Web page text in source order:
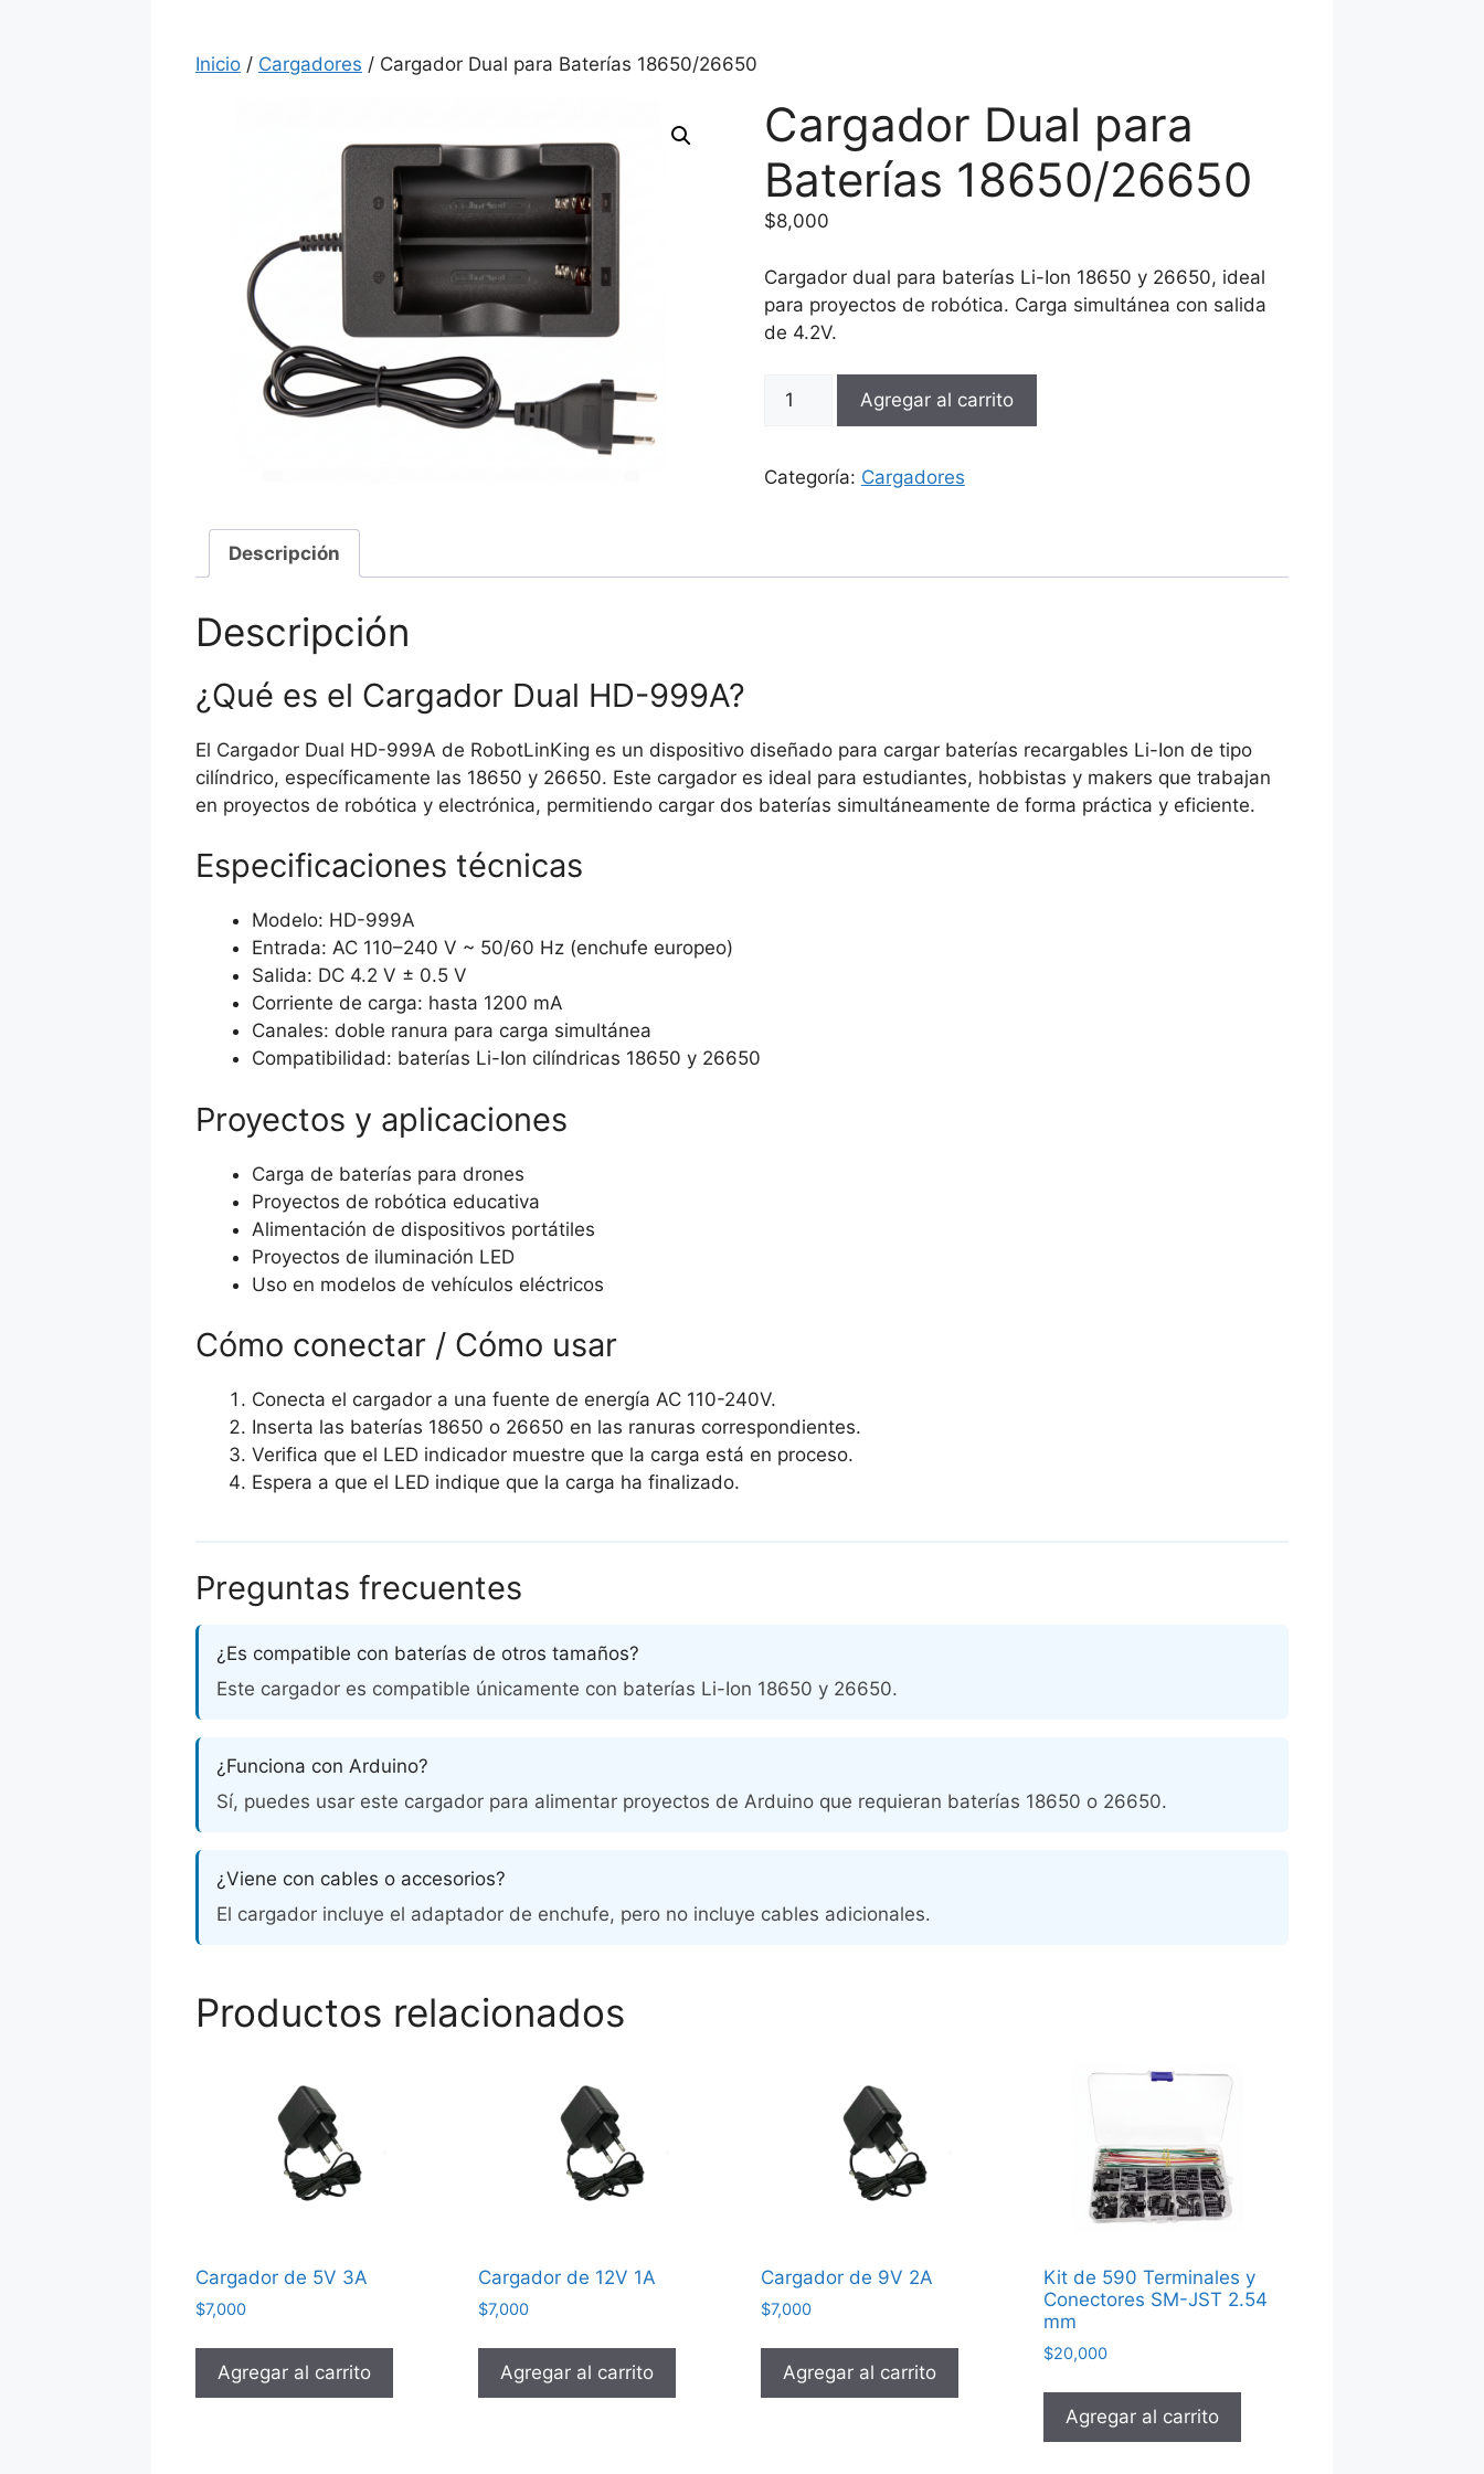
Inicio / Cargadores / Cargador Dual para Baterías 18650/26650
Cargador Dual para
Baterías 18650/26650
$8,000
Cargador dual para baterías Li-Ion 18650 y 26650, ideal
para proyectos de robótica. Carga simultánea con salida
de 4.2V.
Cargador
Baterías
Agregar al carrito
Categoría: Cargadores
Descripción
Descripción
¿Qué es el Cargador Dual HD-999A?
El Cargador Dual HD-999A de RobotLinKing es un dispositivo diseñado para cargar baterías recargables Li-Ion de tipo
cilíndrico, específicamente las 18650 y 26650. Este cargador es ideal para estudiantes, hobbistas y makers que trabajan
en proyectos de robótica y electrónica, permitiendo cargar dos baterías simultáneamente de forma práctica y eficiente.
Especificaciones técnicas
Modelo: HD-999A
Entrada: AC 110–240 V ~ 50/60 Hz (enchufe europeo)
Salida: DC 4.2 V ± 0.5 V
Corriente de carga: hasta 1200 mA
Canales: doble ranura para carga simultánea
Compatibilidad: baterías Li-Ion cilíndricas 18650 y 26650
Proyectos y aplicaciones
Carga de baterías para drones
Proyectos de robótica educativa
Alimentación de dispositivos portátiles
Proyectos de iluminación LED
Uso en modelos de vehículos eléctricos
Cómo conectar / Cómo usar
Conecta el cargador a una fuente de energía AC 110-240V.
Inserta las baterías 18650 o 26650 en las ranuras correspondientes.
Verifica que el LED indicador muestre que la carga está en proceso.
Espera a que el LED indique que la carga ha finalizado.
Preguntas frecuentes
¿Es compatible con baterías de otros tamaños?
Este cargador es compatible únicamente con baterías Li-Ion 18650 y 26650.
¿Funciona con Arduino?
Sí, puedes usar este cargador para alimentar proyectos de Arduino que requieran baterías 18650 o 26650.
¿Viene con cables o accesorios?
El cargador incluye el adaptador de enchufe, pero no incluye cables adicionales.
Productos relacionados
Cargador de 5V 3A
$7,000
Agregar al carrito
Cargador de 12V 1A
$7,000
Agregar al carrito
Cargador de 9V 2A
$7,000
Agregar al carrito
Kit de 590 Terminales y
Conectores SM-JST 2.54
mm
$20,000
Agregar al carrito